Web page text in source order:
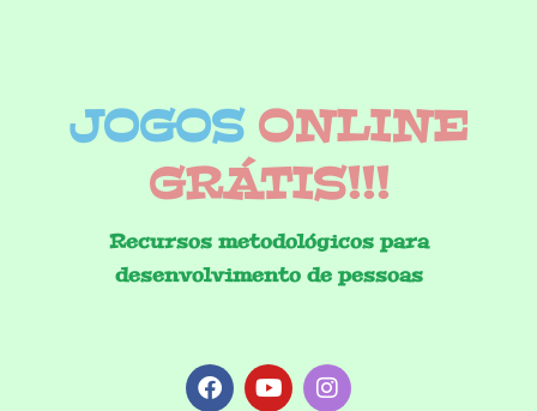
JOGOS ONLINE
GRÁTIS!!!
Recursos metodológicos para
desenvolvimento de pessoas